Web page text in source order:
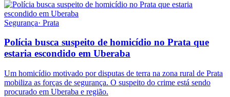
Segurança· Prata
Polícia busca suspeito de homicídio no Prata que
estaria escondido em Uberaba
Um homicídio motivado por disputas de terra na zona rural de Prata
mobiliza as forças de segurança. O suspeito do crime está sendo
procurado em Uberaba e região.